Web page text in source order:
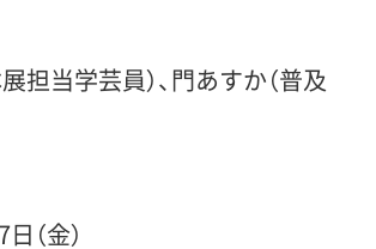
担当学芸員）、門あすか（普及
（金）